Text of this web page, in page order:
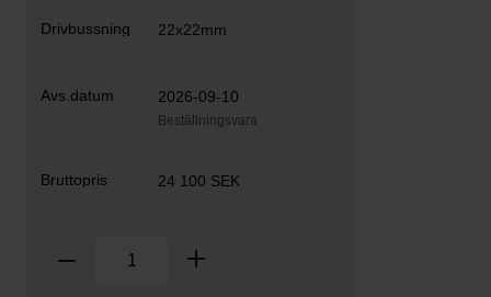
22x22mm
2026-09-10
Beställningsvara
24 100 SEK
Ta bort